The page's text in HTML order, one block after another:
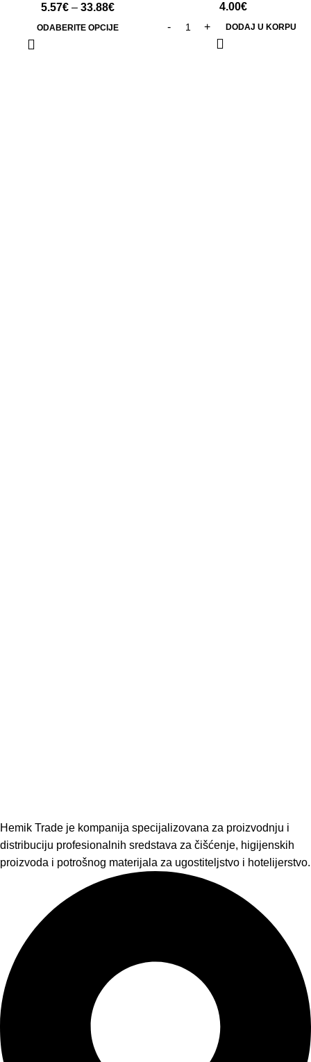
5.57€ – 33.88€
ODABERITE OPCIJE
4.00€
DODAJ U KORPU
Hemik Trade je kompanija specijalizovana za proizvodnju i
distribuciju profesionalnih sredstava za čišćenje, higijenskih
proizvoda i potrošnog materijala za ugostiteljstvo i hotelijerstvo.